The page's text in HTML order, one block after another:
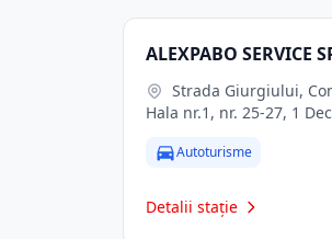
ALEXPABO SERVICE
Hala nr.1, nr. 25-27, 1
Autoturisme
Detalii stație